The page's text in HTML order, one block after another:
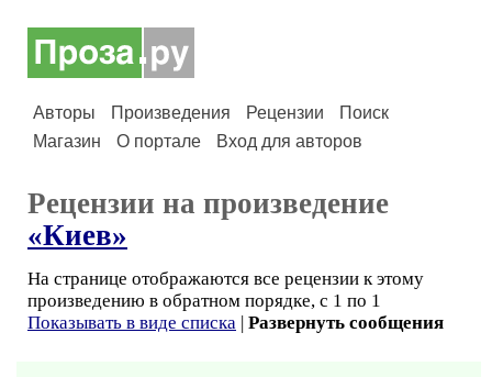
Авторы Произведения Рецензии
Поиск
Магазин
О портале Вход для авторов
Рецензии на произведение
«Киев»
На странице отображаются все рецензии к этому
произведению в обратном порядке, с 1 по 1
Показывать в виде списка | Развернуть сообщения